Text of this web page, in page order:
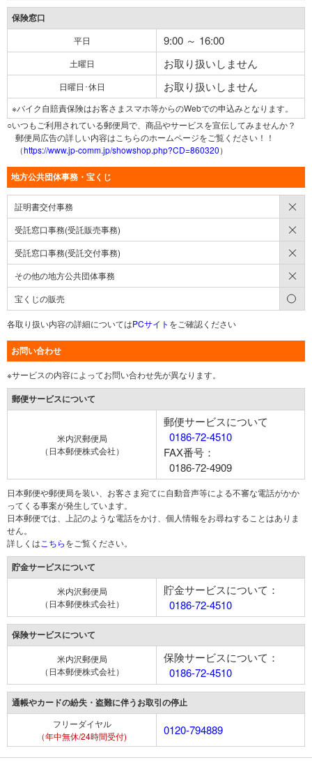
保険窓口
平日 9:00 ～ 16:00
土曜日 お取り扱いしません
日曜日･休日 お取り扱いしません
※バイク自賠責保険はお客さまスマホ等からのWebでの申込みとなります。
○いつもご利用されている郵便局で、商品やサービスを宣伝してみませんか？
郵便局広告の詳しい内容はこちらのホームページをご覧ください！！
（https://www.jp-comm.jp/showshop.php?CD=860320）
地方公共団体事務・宝くじ
証明書交付事務
受託窓口事務(受託販売事務)
受託窓口事務(受託交付事務)
その他の地方公共団体事務
宝くじの販売
各取り扱い内容の詳細についてはPCサイト をご確認ください
お問い合わせ
※サービスの内容によってお問い合わせ先が異なります。
郵便サービスについて
米内沢郵便局
（日本郵便株式会社）
郵便サービスについて
0186-72-4510
FAX番号：
0186-72-4909
日本郵便や郵便局を装い、お客さま宛てに自動音声等による不審な電話がかか
ってくる事案が発生しています。
日本郵便では、上記のような電話をかけ、個人情報をお尋ねすることはありま
せん。
詳しくは こちらをご覧ください。
貯金サービスについて
米内沢郵便局
（日本郵便株式会社）
貯金サービスについて：
0186-72-4510
保険サービスについて
米内沢郵便局
（日本郵便株式会社）
保険サービスについて：
0186-72-4510
通帳やカードの紛失・盗難に伴うお取引の停止
フリーダイヤル
（年中無休/24時間受付)
0120-794889